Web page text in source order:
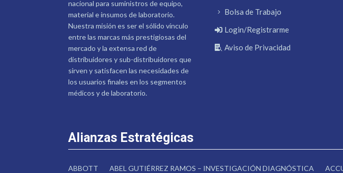
nacional para suministros de equipo,
material e insumos de laboratorio.
Nuestra misión es ser el sólido vínculo
entre las marcas más prestigiosas del
mercado y la extensa red de
distribuidores y sub-distribuidores que
sirven y satisfacen las necesidades de
los usuarios finales en los segmentos
médicos y de laboratorio.
Bolsa de Trabajo
Login/Registrarme
Aviso de Privacidad
Alianzas Estratégicas
ABBOTT ABEL GUTIÉRREZ RAMOS – INVESTIGACIÓN DIAGNÓSTICA